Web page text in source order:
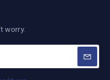
worry.